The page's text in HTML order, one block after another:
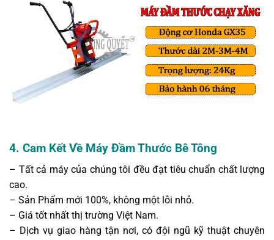
4. Cam Kết Về Máy Đầm Thước Bê Tông
– Tất cả máy của chúng tôi đều đạt tiêu chuẩn chất lượng
cao.
– Sản Phẩm mới 100%, không một lỗi nhỏ.
– Giá tốt nhất thị trường Việt Nam.
– Dịch vụ giao hàng tận nơi, có đội ngũ kỹ thuật chuyên